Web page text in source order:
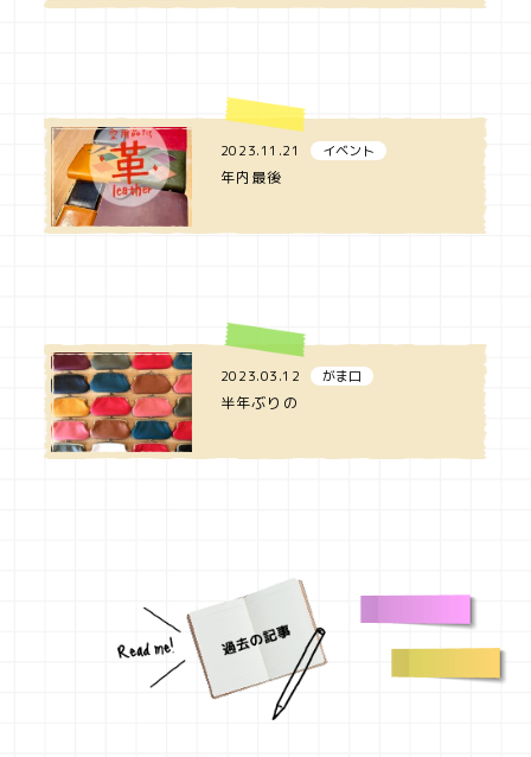
2023.11.21 イベント
年内最後
2023.03.12 がま口
半年ぶりの